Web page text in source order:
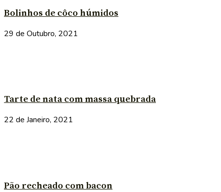
Bolinhos de côco húmidos
29 de Outubro, 2021
Tarte de nata com massa quebrada
22 de Janeiro, 2021
Pão recheado com bacon